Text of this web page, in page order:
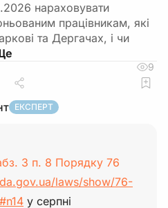
нараховувати
працівникам, які
та Дергачах, і чи
9
ЕКСПЕРТ
3 п. 8 Порядку 76
laws/show/76-
у серпні